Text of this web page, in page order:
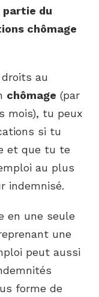
partie du
chômage
au
chômage (par
mois), tu peux
si tu
et que tu te
au plus
indemnisé.
en une seule
une
peut aussi
forme de